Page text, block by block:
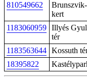
810549662
Brunszvik-
kert
1183060959 Illyés
tér
1183563644 Kossuth
18395822